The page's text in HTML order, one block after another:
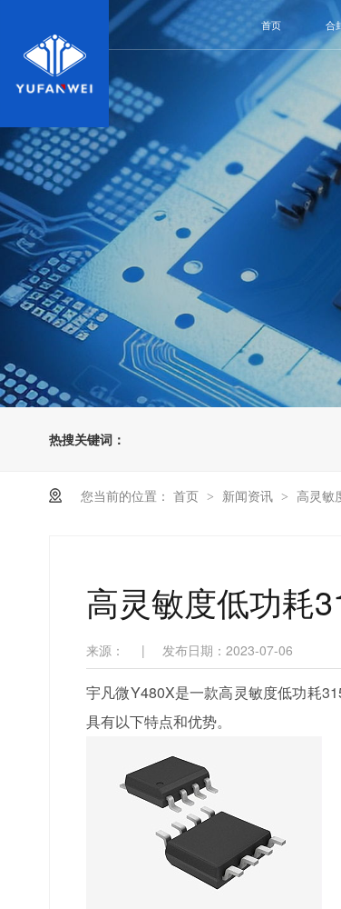
首页 合
热搜关键词：
您当前的位置： 首页 > 新闻资讯 > 高灵敏
高灵敏度低功耗
来源： | 发布日期：2023-07-06
宇凡微Y480X是一款高灵敏度低功耗
具有以下特点和优势。